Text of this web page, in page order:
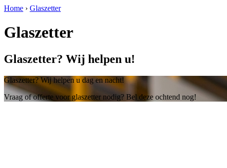
Home › Glaszetter
Glaszetter
Glaszetter? Wij helpen u!
Glaszetter? Wij helpen u dag en nacht!
Vraag of offerte voor glaszetter nodig? Bel deze ochtend nog!